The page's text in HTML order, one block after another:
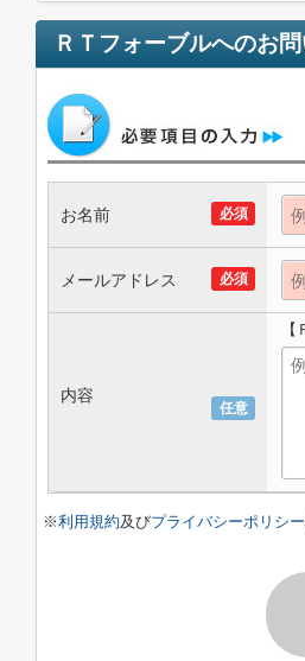
ＲＴフォーブルへのお
必須
お名前
必須
メールアドレス
任意
内容
※利用規約及びプライバシーポリシー